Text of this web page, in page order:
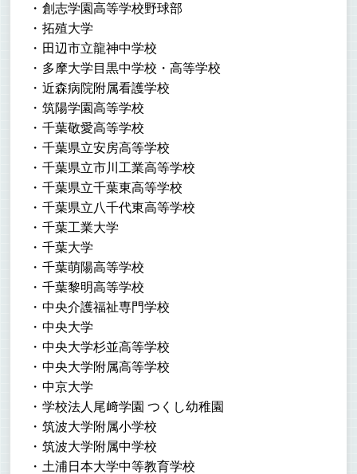
創志学園高等学校野球部
拓殖大学
田辺市立龍神中学校
多摩大学目黒中学校・高等学校
近森病院附属看護学校
筑陽学園高等学校
千葉敬愛高等学校
千葉県立安房高等学校
千葉県立市川工業高等学校
千葉県立千葉東高等学校
千葉県立八千代東高等学校
千葉工業大学
千葉大学
千葉萌陽高等学校
千葉黎明高等学校
中央介護福祉専門学校
中央大学
中央大学杉並高等学校
中央大学附属高等学校
中京大学
学校法人尾﨑学園 つくし幼稚園
筑波大学附属小学校
筑波大学附属中学校
土浦日本大学中等教育学校